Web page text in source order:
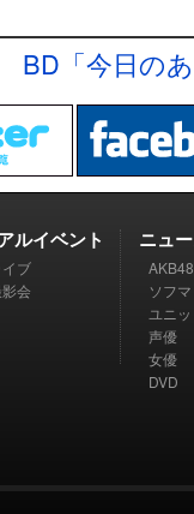
BD「今日の
ルイベント
ブ
会
ニュ
AKB48
ソフ
ユニ
声優
女優
DVD